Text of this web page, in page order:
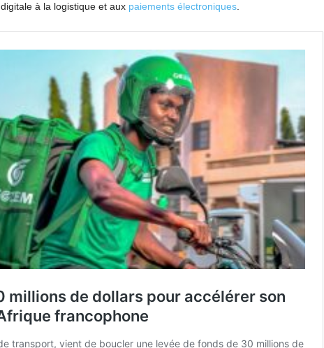
à la logistique et aux paiements électroniques.